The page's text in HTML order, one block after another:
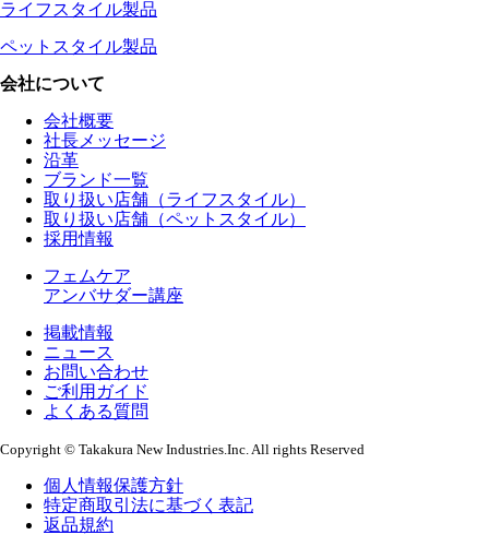
ライフスタイル製品
ペットスタイル製品
会社について
会社概要
社長メッセージ
沿革
ブランド一覧
取り扱い店舗（ライフスタイル）
取り扱い店舗（ペットスタイル）
採用情報
フェムケア
アンバサダー講座
掲載情報
ニュース
お問い合わせ
ご利用ガイド
よくある質問
Copyright © Takakura New Industries.Inc. All rights Reserved
個人情報保護方針
特定商取引法に基づく表記
返品規約